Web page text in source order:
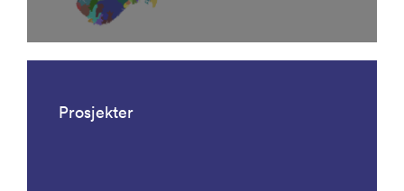
Prosjekter